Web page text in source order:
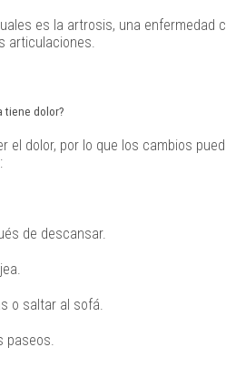
es la artrosis, una enfermedad
articulaciones.
tiene dolor?
el dolor, por lo que los cambios
de descansar.
o saltar al sofá.
paseos.